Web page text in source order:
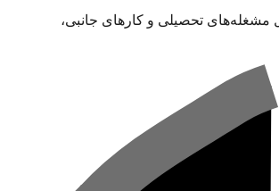
مشغله‌های تحصیلی و کارهای جانبی،